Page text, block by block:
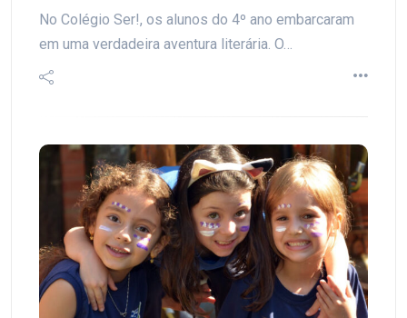
No Colégio Ser!, os alunos do 4º ano embarcaram
em uma verdadeira aventura literária. O…